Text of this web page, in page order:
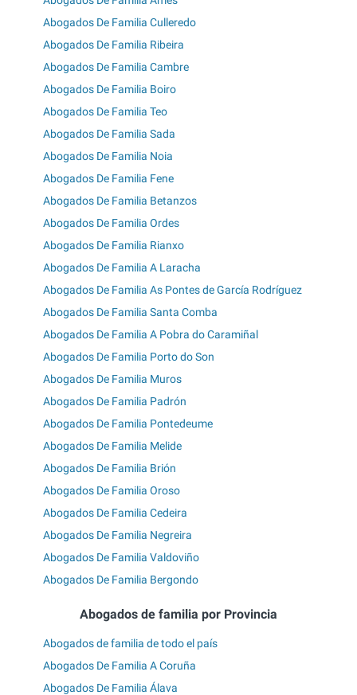
Abogados De Familia Culleredo
Abogados De Familia Ribeira
Abogados De Familia Cambre
Abogados De Familia Boiro
Abogados De Familia Teo
Abogados De Familia Sada
Abogados De Familia Noia
Abogados De Familia Fene
Abogados De Familia Betanzos
Abogados De Familia Ordes
Abogados De Familia Rianxo
Abogados De Familia A Laracha
Abogados De Familia As Pontes de García Rodríguez
Abogados De Familia Santa Comba
Abogados De Familia A Pobra do Caramiñal
Abogados De Familia Porto do Son
Abogados De Familia Muros
Abogados De Familia Padrón
Abogados De Familia Pontedeume
Abogados De Familia Melide
Abogados De Familia Brión
Abogados De Familia Oroso
Abogados De Familia Cedeira
Abogados De Familia Negreira
Abogados De Familia Valdoviño
Abogados De Familia Bergondo
Abogados de familia por Provincia
Abogados de familia de todo el país
Abogados De Familia A Coruña
Abogados De Familia Álava